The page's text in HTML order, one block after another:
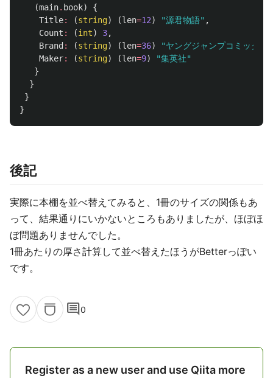
(main. book)
{
Title: (string) (len=12) "源君物語" ,
Count : (int) 3,
Brand : (string) (len=36)
"ヤングジャンプコミックス"
Maker: (string) (len=9)
"集英社"
}
}
}
}
後記
実際に本棚を並べ替えてみると、1冊のサイズの関係もあ
って、結果通りにいかないところもありましたが、ほぼほ
ぼ問題ありませんでした。
1冊あたりの厚さ計算して並べ替えたほうがBetterっぽい
です。
comment0
Register as a new user and use Qiita more